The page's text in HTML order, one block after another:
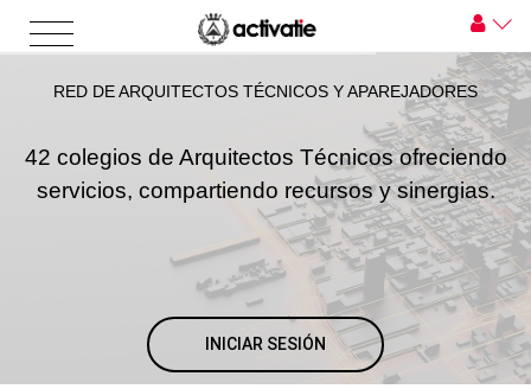
RED DE ARQUITECTOS TÉCNICOS Y APAREJADORES
42 colegios de Arquitectos Técnicos ofreciendo
servicios, compartiendo recursos y sinergias.
INICIAR SESIÓN